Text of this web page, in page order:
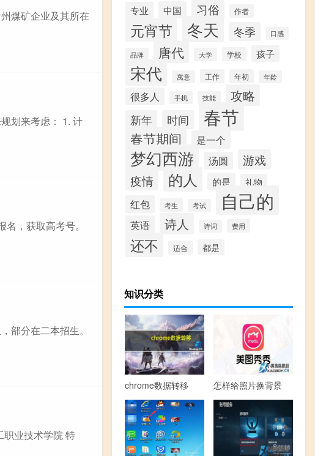
煤矿企业及其所在
划来考虑： 1. 计
，获取高考号。
部分在二本招生。
职业技术学院 特
专业 中国 习俗 作者
元宵节 冬天 冬季 口感
品牌 唐代 大学 学校 孩子
宋代 寓意 工作 年初 年龄
很多人 手机 技能 攻略
新年 时间 春节
春节期间 是一个
梦幻西游 汤圆
游戏
疫情
的人 的是 礼物
红包 考生 考试 自己的
英语 诗人 诗词 费用
还不 适合 都是
知识分类
chrome数据转移 怎样给照片换背景